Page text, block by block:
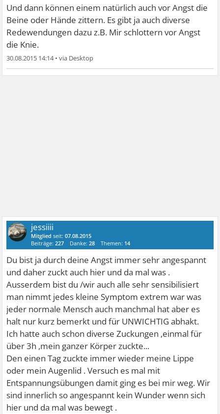
Und dann können einem natürlich auch vor Angst die
Beine oder Hände zittern. Es gibt ja auch diverse
Redewendungen dazu z.B. Mir schlottern vor Angst
die Knie.
30.08.2015 14:14•
jessiiii
Mitglied seit:07.08.2015
Beiträge:227 Danke:28 Themen: 14
Du bist ja durch deine Angst immer sehr angespannt
und daher zuckt auch hier und da mal was .
Ausserdem bist du /wir auch alle sehr sensibilisiert
man nimmt jedes kleine Symptom extrem war was
jeder normale Mensch auch manchmal hat aber es
halt nur kurz bemerkt und für UNWICHTIG abhakt.
Ich hatte auch schon diverse Zuckungen ,einmal für
über 3h ,mein ganzer Körper zuckte...
Den einen Tag zuckte immer wieder meine Lippe
oder mein Augenlid . Versuch es mal mit
Entspannungsübungen damit ging es bei mir weg. Wir
sind innerlich so angespannt kein Wunder wenn sich
hier und da mal was bewegt .